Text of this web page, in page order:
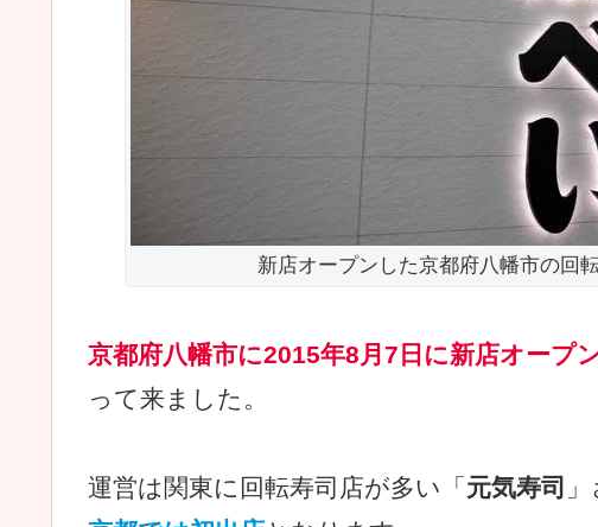
新店オープンした京都府八幡市の回
京都府八幡市に2015年8月7日に新店オープ
って来ました。
運営は関東に回転寿司店が多い「 元気寿司